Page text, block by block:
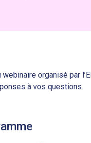
organisé par
à vos questions.